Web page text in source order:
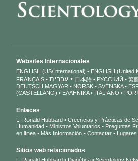
Websites Internacionales
ENGLISH (US/International) ENGLISH (United
FRANÇAIS
עברית 日本語 РУССКИЙ 繁
DEUTSCH MAGYAR NORSK SVENSKA
(CASTELLANO)
ΕΛΛΗΝΙΚA ITALIANO
Enlaces
L. Ronald Hubbard Creencias y Prácticas de
Humanidad
Ministros Voluntarios Preguntas
en línea
Más Información Contactar Lugares
Sitios web relacionados